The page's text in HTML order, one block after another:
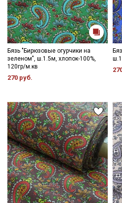
Бязь "Бирюзовые огурчики на
зеленом", ш.1.5м, хлопок-100%,
120гр/м.кв
270 руб.
ДаюСогласие на получение
информационных рассылок